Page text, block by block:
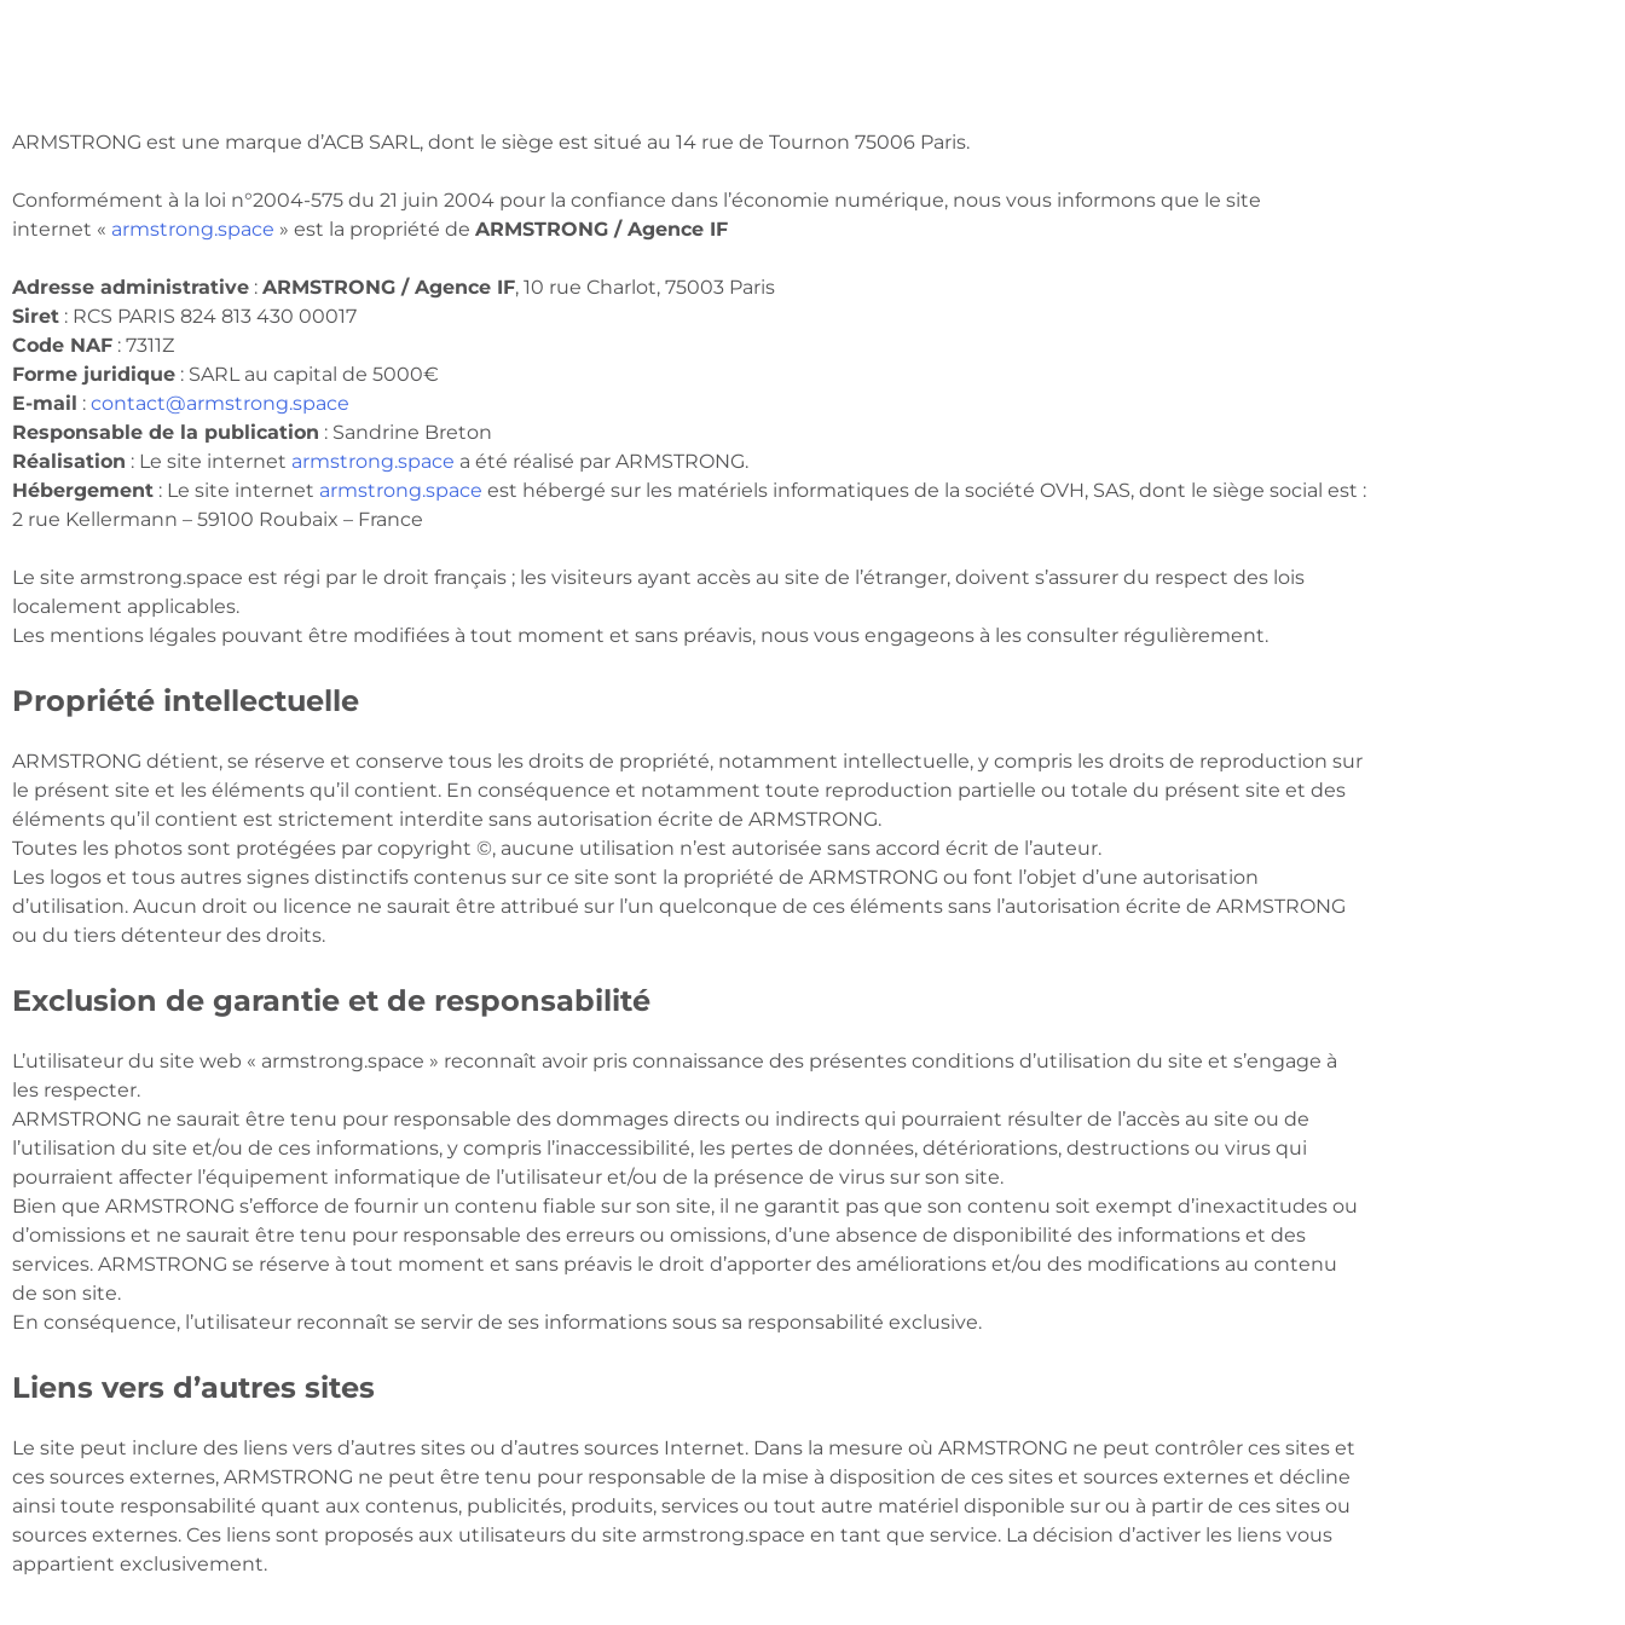
ARMSTRONG est une marque d’ACB SARL, dont le siège est situé au 14 rue de Tournon 75006 Paris.
Conformément à la loi n°2004-575 du 21 juin 2004 pour la confiance dans l’économie numérique, nous vous informons que le site
internet « armstrong.space » est la propriété de ARMSTRONG / Agence IF
Adresse administrative : ARMSTRONG / Agence IF, 10 rue Charlot, 75003 Paris
Siret : RCS PARIS 824 813 430 00017
Code NAF : 7311Z
Forme juridique : SARL au capital de 5000€
E-mail : contact@armstrong.space
Responsable de la publication : Sandrine Breton
Réalisation : Le site internet armstrong.space a été réalisé par ARMSTRONG.
Hébergement : Le site internet armstrong.space est hébergé sur les matériels informatiques de la société OVH, SAS, dont le siège social est :
2 rue Kellermann – 59100 Roubaix – France
Le site armstrong.space est régi par le droit français ; les visiteurs ayant accès au site de l’étranger, doivent s’assurer du respect des lois
localement applicables.
Les mentions légales pouvant être modifiées à tout moment et sans préavis, nous vous engageons à les consulter régulièrement.
Propriété intellectuelle
ARMSTRONG détient, se réserve et conserve tous les droits de propriété, notamment intellectuelle, y compris les droits de reproduction sur
le présent site et les éléments qu’il contient. En conséquence et notamment toute reproduction partielle ou totale du présent site et des
éléments qu’il contient est strictement interdite sans autorisation écrite de ARMSTRONG.
Toutes les photos sont protégées par copyright ©, aucune utilisation n’est autorisée sans accord écrit de l’auteur.
Les logos et tous autres signes distinctifs contenus sur ce site sont la propriété de ARMSTRONG ou font l’objet d’une autorisation
d’utilisation. Aucun droit ou licence ne saurait être attribué sur l’un quelconque de ces éléments sans l’autorisation écrite de ARMSTRONG
ou du tiers détenteur des droits.
Exclusion de garantie et de responsabilité
L’utilisateur du site web « armstrong.space » reconnaît avoir pris connaissance des présentes conditions d’utilisation du site et s’engage à
les respecter.
ARMSTRONG ne saurait être tenu pour responsable des dommages directs ou indirects qui pourraient résulter de l’accès au site ou de
l’utilisation du site et/ou de ces informations, y compris l’inaccessibilité, les pertes de données, détériorations, destructions ou virus qui
pourraient affecter l’équipement informatique de l’utilisateur et/ou de la présence de virus sur son site.
Bien que ARMSTRONG s’efforce de fournir un contenu fiable sur son site, il ne garantit pas que son contenu soit exempt d’inexactitudes ou
d’omissions et ne saurait être tenu pour responsable des erreurs ou omissions, d’une absence de disponibilité des informations et des
services. ARMSTRONG se réserve à tout moment et sans préavis le droit d’apporter des améliorations et/ou des modifications au contenu
de son site.
En conséquence, l’utilisateur reconnaît se servir de ses informations sous sa responsabilité exclusive.
Liens vers d’autres sites
Le site peut inclure des liens vers d’autres sites ou d’autres sources Internet. Dans la mesure où ARMSTRONG ne peut contrôler ces sites et
ces sources externes, ARMSTRONG ne peut être tenu pour responsable de la mise à disposition de ces sites et sources externes et décline
ainsi toute responsabilité quant aux contenus, publicités, produits, services ou tout autre matériel disponible sur ou à partir de ces sites ou
sources externes. Ces liens sont proposés aux utilisateurs du site armstrong.space en tant que service. La décision d’activer les liens vous
appartient exclusivement.